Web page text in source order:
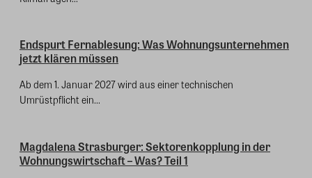
Endspurt Fernablesung: Was Wohnungsunternehmen
jetzt klären müssen
Ab dem 1. Januar 2027 wird aus einer technischen
Umrüstpflicht ein...
Magdalena Strasburger: Sektorenkopplung in der
Wohnungswirtschaft – Was? Teil 1